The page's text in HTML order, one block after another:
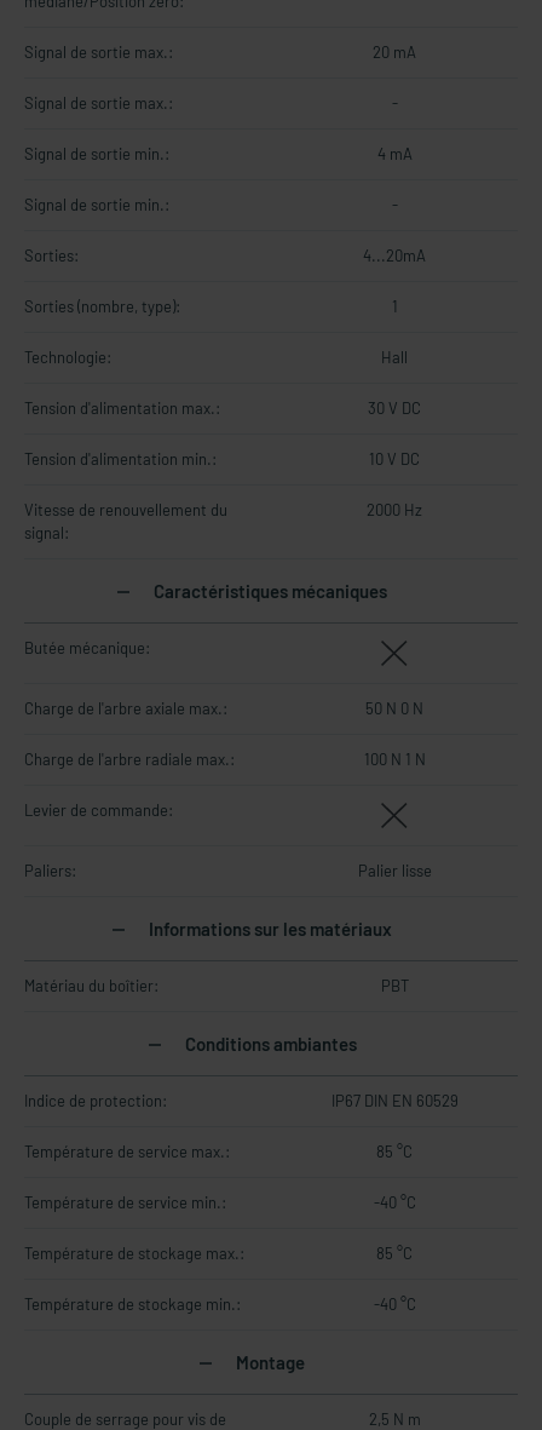
Signal de sortie max.: 20 mA
Signal de sortie max.: -
Signal de sortie min.: 4 mA
Signal de sortie min.: -
Sorties: 4...20mA
Sorties (nombre, type): 1
Technologie: Hall
Tension d'alimentation max.: 30 V DC
Tension d'alimentation min.: 10 V DC
Vitesse de renouvellement du
signal:
2000 Hz
Caractéristiques mécaniques
Butée mécanique:
Charge de l'arbre axiale max.: 50 N 0 N
Charge de l'arbre radiale max.: 100 N 1 N
Levier de commande:
Paliers: Palier lisse
Informations sur les matériaux
Matériau du boîtier: PBT
Conditions ambiantes
Indice de protection: IP67 DIN EN 60529
Température de service max.: 85 °C
Température de service min.: -40 °C
Température de stockage max.: 85 °C
Température de stockage min.: -40 °C
Montage
Couple de serrage pour vis de
2,5 N m